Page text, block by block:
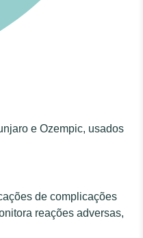
e Ozempic, usados
de complicações
reações adversas,